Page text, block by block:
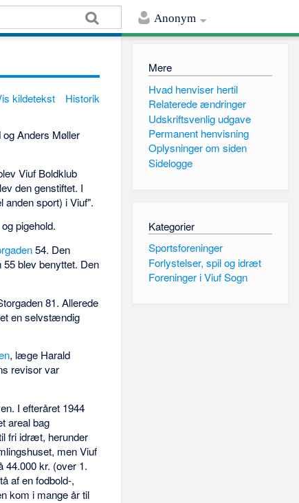
Anonym
kildetekst Historik
Anders Møller
Viuf Boldklub
den genstiftet. I
anden sport) i Viuf".
pigehold.
54. Den
blev benyttet. Den
81. Allerede
en selvstændig
, læge Harald
revisor var
I efteråret 1944
areal bag
fri idræt, herunder
men Viuf
44.000 kr. (over 1.
af en fodbold-,
kom i mange år til
Mere
Hvad henviser hertil
Relaterede ændringer
Udskriftsvenlig udgave
Permanent henvisning
Oplysninger om siden
Sidelogge
Kategorier
Sportsforeninger
Forlystelser, spil og idræt
Foreninger i Viuf Sogn